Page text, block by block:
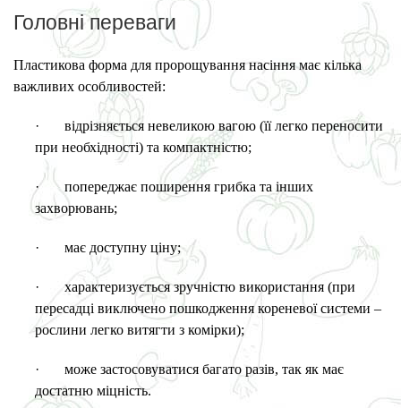
Головні переваги
Пластикова форма для пророщування насіння має кілька
важливих особливостей:
·
відрізняється невеликою вагою (її легко переносити
при необхідності) та компактністю;
·
попереджає поширення грибка та інших
захворювань;
· має доступну ціну;
·
характеризується зручністю використання (при
пересадці виключено пошкодження кореневої системи –
рослини легко витягти з комірки);
·
може застосовуватися багато разів, так як має
достатню міцність.